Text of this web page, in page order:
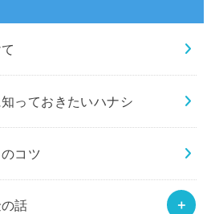
っておきたいハナシ
コツ
話